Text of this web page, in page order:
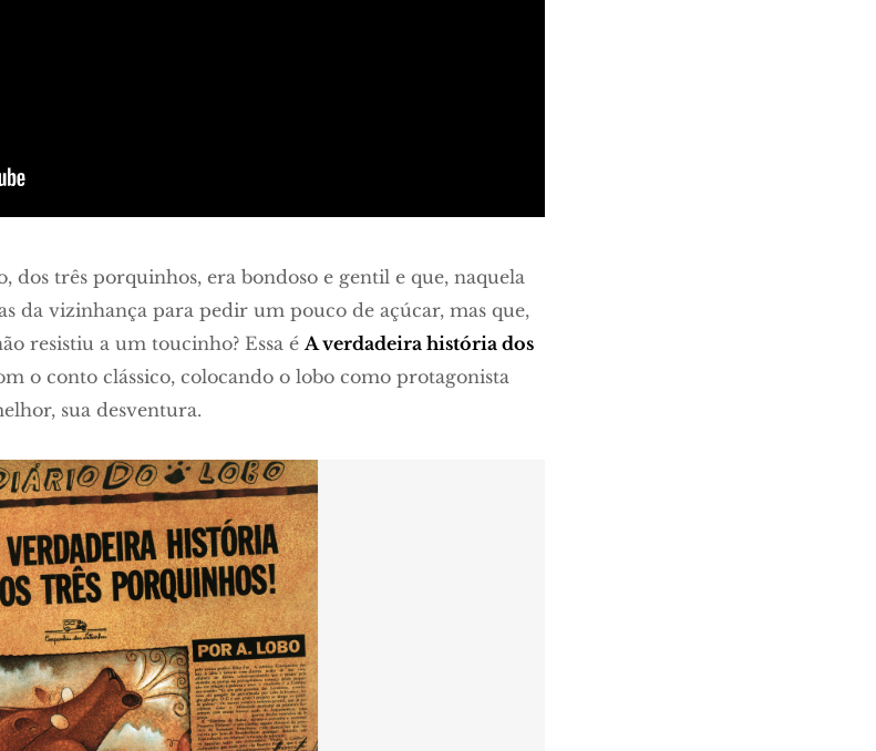
dos três porquinhos, era bondoso e gentil e que, naquela
da vizinhança para pedir um pouco de açúcar, mas que,
resistiu a um toucinho? Essa éA verdadeira história dos
o conto clássico, colocando o lobo como protagonista
sua desventura.